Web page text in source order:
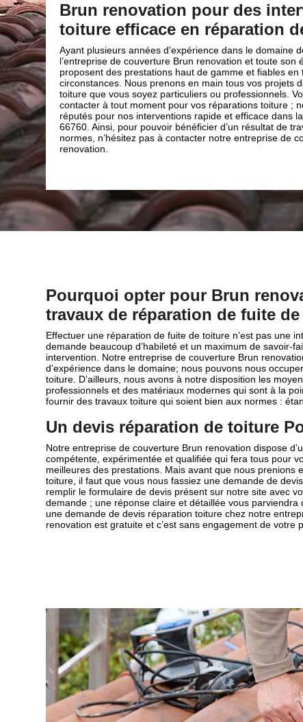
la toiture,
vous
réparation de
pouvez nous
sommes
de Porta
dans les
Brun
Brun renovation pour la
faitage
Le faitage assure l’étanchéité entre les deux pans de
sommet du toit et il est le point le plus sensible
infiltrations d’eau ; c’est pour cela que sa réparation
Sachez que notre entreprise de couverture Brun
prendre en main la réparation de votre faitage, nous
connaissances et les aptitudes requis pour effectuer
est important que les tuiles soient vérifiées, car
faitages scellés peuvent se fissurer, ce qui peut
infiltrations d’eau. C’est particulièrement pour cela,
faire appel à un vrai professionnel comme Brun
Pourquoi opter pour Brun
travaux de réparation de fuite
Effectuer une réparation de fuite de toiture n’est pas une
demande beaucoup d’habileté et un maximum de savoir-
intervention. Notre entreprise de couverture Brun
d’expérience dans le domaine; nous pouvons nous
toiture. D’ailleurs, nous avons à notre disposition les
professionnels et des matériaux modernes qui sont à la
fournir des travaux toiture qui soient bien aux normes :
Un devis réparation de toiture
Notre entreprise de couverture Brun renovation dispose
compétente, expérimentée et qualifiée qui fera tous pour
meilleures des prestations. Mais avant que nous prenions
toiture, il faut que vous nous fassiez une demande de
remplir le formulaire de devis présent sur notre site avec
demande ; une réponse claire et détaillée vous parviendra
une demande de devis réparation toiture chez notre
renovation est gratuite et c’est sans engagement de votre